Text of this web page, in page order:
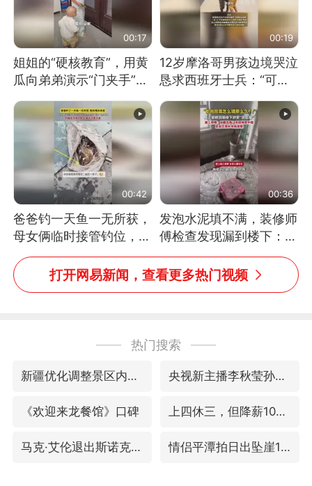
00:17
姐姐的“硬核教育”，用黄
瓜向弟弟演示“门夹手”，
网友：果然言传不如身
教！
00:19
12岁摩洛哥男孩边境哭泣
恳求西班牙士兵：“可不
可以不要把我遣返回国”
00:42
爸爸钓一天鱼一无所获，
母女俩临时接管钓位，用
玩具鱼竿钓上大鱼
00:36
发泡水泥填不满，装修师
傅检查发现漏到楼下：出
风口未延伸到外墙
打开网易新闻，查看更多热门视频
热门搜索
新疆优化调整景区内自驾服务费 央视新主播李秋莹孙亚鹏亮相
《欢迎来龙餐馆》口碑 上四休三，但降薪1000元，你接受吗？
马克·艾伦退出斯诺克中国公开赛 情侣平潭拍日出坠崖1死1伤